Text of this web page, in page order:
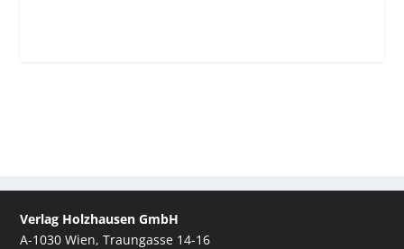
Verlag Holzhausen GmbH
A-1030 Wien, Traungasse 14-16